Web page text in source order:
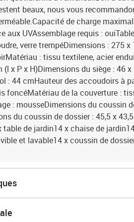
beaux, nous vous
de charge
aux UVAssemblage requis :
verre trempéDimensions : 275
: tissu textilene, acier
(l x P x H)Dimensions du siège : 46
: 44 cmHauteur des accoudoirs à
foncéMatériau de la couverture :
: mousseDimensions du coussin
du coussin de dossier : 45,5 x
de jardin14 x chaise de
et lavable14 x coussin de